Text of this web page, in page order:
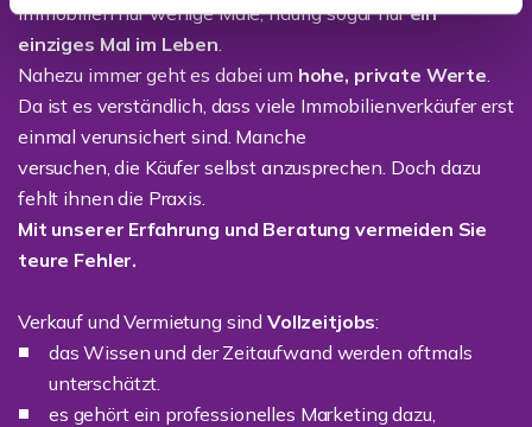
Immobilien nur wenige Male, häufig sogar nurein
einziges Mal im Leben.
Nahezu immer geht es dabei um hohe, private Werte.
Da ist es verständlich, dass viele Immobilienverkäufer erst
einmal verunsichert sind. Manche
versuchen, die Käufer selbst anzusprechen. Doch dazu
fehlt ihnen die Praxis.
Mit unserer Erfahrung und Beratung vermeiden Sie
teure Fehler.
Verkauf und Vermietung sind Vollzeitjobs:
das Wissen und der Zeitaufwand werden oftmals
unterschätzt.
es gehört ein professionelles Marketing dazu,